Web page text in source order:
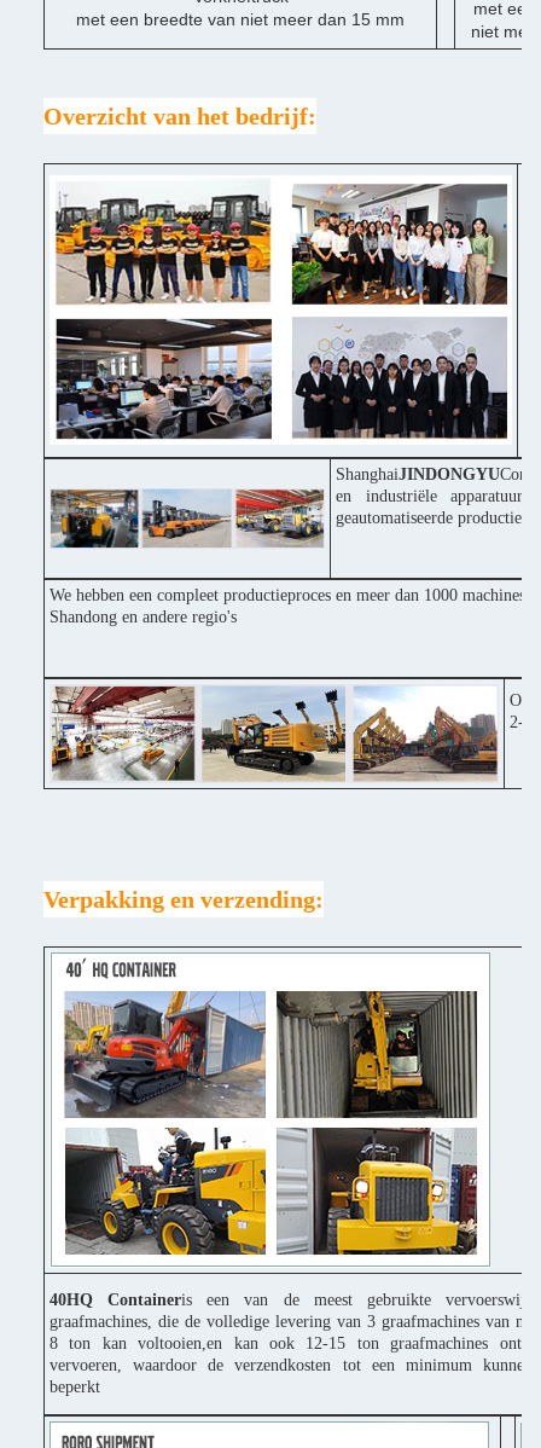
met een breedte van niet meer dan 15 mm
met een
niet
Overzicht van het bedrijf:
ShanghaiJINDONGYU
en industriële
geautomatiseerde
We hebben een compleet productieproces en meer dan 1000
Shandong en andere regio's
2-3
Verpakking en verzending:
40HQ Containeris een van de meest gebruikte
graafmachines, die de volledige levering van 3 graafmachines van
8 ton kan voltooien,en kan ook 12-15 ton graafmachines
vervoeren, waardoor de verzendkosten tot een minimum kunnen
beperkt